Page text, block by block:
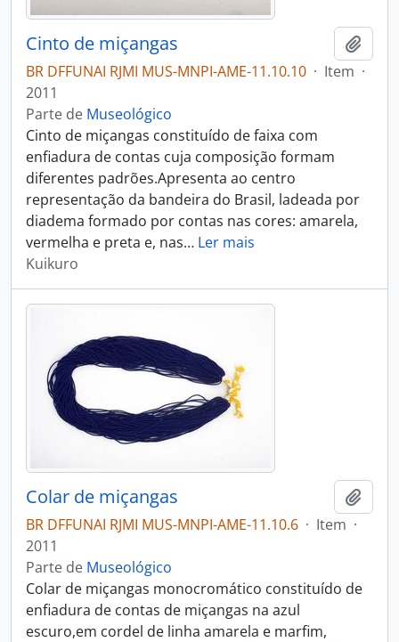
Cinto de miçangas
BR DFFUNAI RJMI MUS-MNPI-AME-11.10.10 · Item ·
2011
Parte de Museológico
Cinto de miçangas constituído de faixa com
enfiadura de contas cuja composição formam
diferentes padrões.Apresenta ao centro
representação da bandeira do Brasil, ladeada por
diadema formado por contas nas cores: amarela,
vermelha e preta e, nas… Ler mais
Kuikuro
Colar de miçangas
BR DFFUNAI RJMI MUS-MNPI-AME-11.10.6 · Item ·
2011
Parte de Museológico
Colar de miçangas monocromático constituído de
enfiadura de contas de miçangas na azul
escuro,em cordel de linha amarela e marfim,